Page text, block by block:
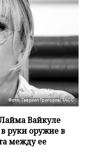
Фото: Гавриил Григоров/ТАСС
Вайкуле
руки оружие в
между ее